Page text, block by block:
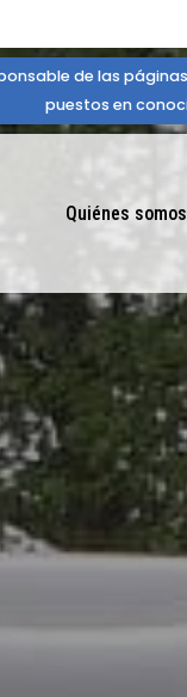
de las
puestos en
Quiénes somos